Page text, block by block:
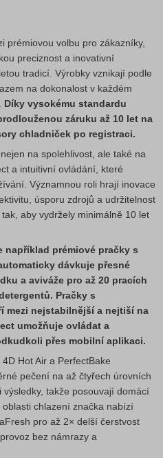
prémiovou volbu pro zákazníky,
preciznost a inovativní
tradicí. Výrobky vznikají podle
na dokonalost v každém
Díky vysokému standardu
záruku až 10 let na
chladniček po registraci.
na spolehlivost, ale také na
a intuitivní ovládání, které
Významnou roli hrají inovace
úsporu zdrojů a udržitelnost
aby vydržely minimálně 10 let
například prémiové pračky s
dávkuje přesné
a aviváže pro až 20 pracích
Pračky s
mezi nejstabilnější a nejtiší na
umožňuje ovládat a
přes mobilní aplikaci.
Hot Air a PerfectBake
pečení na až čtyřech úrovních
takže posouvají domácí
chlazení značka nabízí
pro až 2× delší čerstvost
bez námrazy a